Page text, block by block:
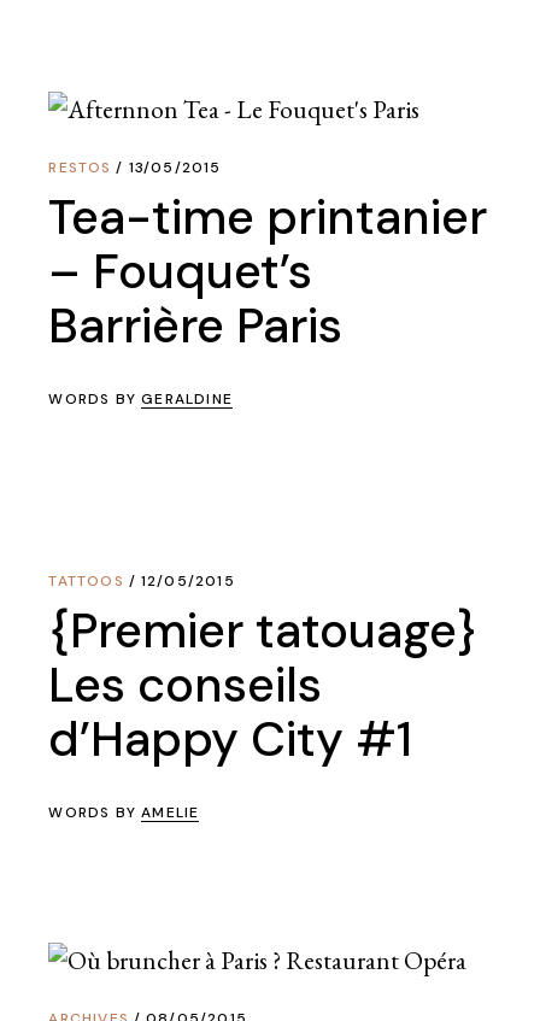
RESTOS 13/05/2015
Tea-time printanier
– Fouquet’s
Barrière Paris
WORDS BYGERALDINE
TATTOOS 12/05/2015
{Premier tatouage}
Les conseils
d’Happy City #1
WORDS BYAMELIE